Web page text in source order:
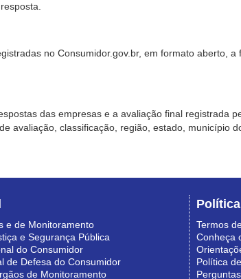
no Consumidor.gov.br, em formato aberto, a
das empresas e a avaliação final registrada
avaliação, classificação, região, estado, município
e de Monitoramento
e Segurança Pública
do Consumidor
de Defesa do Consumidor
de Monitoramento
Termos
Conheça
Política